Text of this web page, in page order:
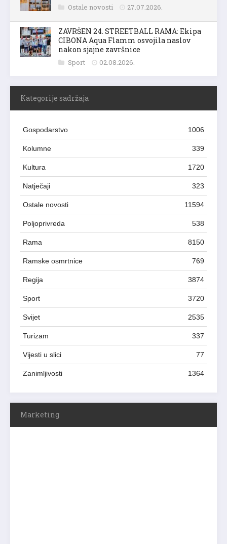
Ostale novosti 27.07.2026.
ZAVRŠEN 24. STREETBALL RAMA: Ekipa
CIBONA Aqua Flamm osvojila naslov
nakon sjajne završnice
Sport 02.08.2026.
Kategorije sadržaja
Gospodarstvo 1006
Kolumne 339
Kultura 1720
Natječaji 323
Ostale novosti 11594
Poljoprivreda 538
Rama 8150
Ramske osmrtnice 769
Regija 3874
Sport 3720
Svijet 2535
Turizam 337
Vijesti u slici 77
Zanimljivosti 1364
Marketing